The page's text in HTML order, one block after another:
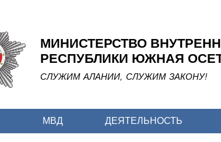
МИНИСТЕРСТВО
РЕСПУБЛИКИ ЮЖНАЯ
СЛУЖИМ АЛАНИИ, СЛУЖИМ ЗАКОНУ!
МВД ДЕЯТЕЛЬНОСТЬ